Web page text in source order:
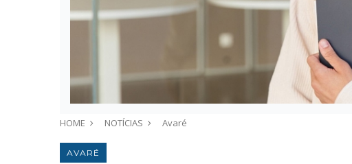
HOME NOTÍCIAS Avaré
AVARÉ